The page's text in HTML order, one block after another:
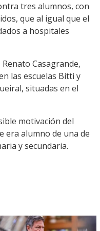
tres alumnos, con
que al igual que el
a hospitales
Casagrande,
las escuelas Bitti y
situadas en el
motivación del
era alumno de una de
y secundaria.